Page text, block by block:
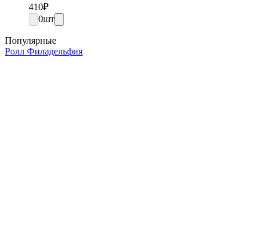
410₽
0шт
Популярные
Ролл Филадельфия